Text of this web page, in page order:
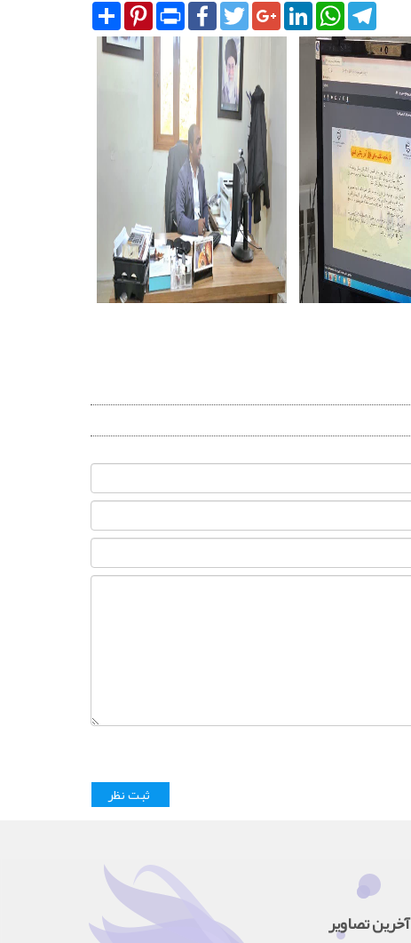
Share Pinterest
Print FacebookTwitterGoogle+LinkedInWhatsApp
آخرین تصاویر